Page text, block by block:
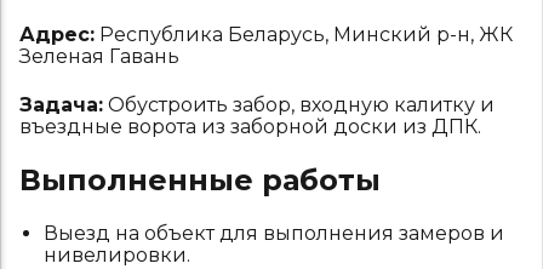
Адрес: Республика Беларусь, Минский р-н, ЖК
Зеленая Гавань
Задача: Обустроить забор, входную калитку и
въездные ворота из заборной доски из ДПК.
Выполненные работы
Выезд на объект для выполнения замеров и
нивелировки.